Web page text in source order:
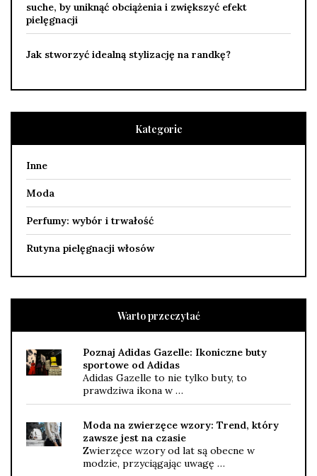
suche, by uniknąć obciążenia i zwiększyć efekt
pielęgnacji
Jak stworzyć idealną stylizację na randkę?
Kategorie
Inne
Moda
Perfumy: wybór i trwałość
Rutyna pielęgnacji włosów
Warto przeczytać
Poznaj Adidas Gazelle: Ikoniczne buty
sportowe od Adidas
Adidas Gazelle to nie tylko buty, to
prawdziwa ikona w …
Moda na zwierzęce wzory: Trend, który
zawsze jest na czasie
Zwierzęce wzory od lat są obecne w
modzie, przyciągając uwagę …